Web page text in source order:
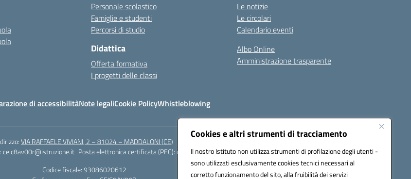
Cookies e altri strumenti di tracciamento
Il nostro Istituto non utilizza strumenti di profilazione degli utenti -
sono utilizzati esclusivamente cookies tecnici necessari al
corretto funzionamento del sito, alla fruibilità dei servizi
Personale scolastico
Famiglie e studenti
Percorsi di studio
Didattica
Offerta formativa
I progetti delle classi
Le notizie
Le circolari
Calendario eventi
Albo Online
Amministrazione trasparente
di accessibilitàNote legaliCookie PolicyWhistleblowing
VIA RAFFAELE VIVIANI, 2 – 81024 – MADDALONI (CE)
ceic8av00r@istruzione.it Posta elettronica certificata (PEC):ceic8av00r@pec.istruzione.it
Codice fiscale: 93086020612